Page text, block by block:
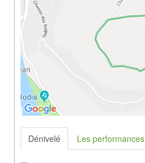
Dénivelé Les performances